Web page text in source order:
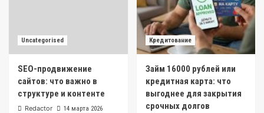
Uncategorised
SEO-продвижение
сайтов: что важно в
структуре и контенте
Redactor 14 марта 2026
Кредитование
Займ 16000 рублей или
кредитная карта: что
выгоднее для закрытия
срочных долгов